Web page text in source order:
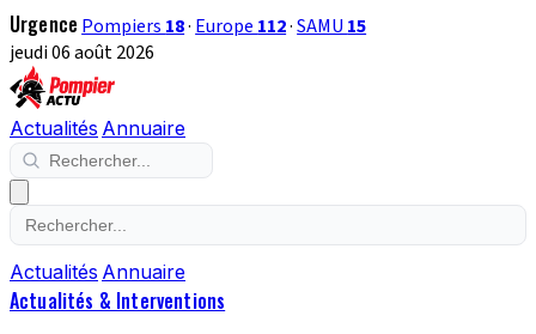
Urgence Pompiers 18· Europe 112·SAMU 15
jeudi 06 août 2026
Actualités Annuaire
Actualités Annuaire
Actualités & Interventions